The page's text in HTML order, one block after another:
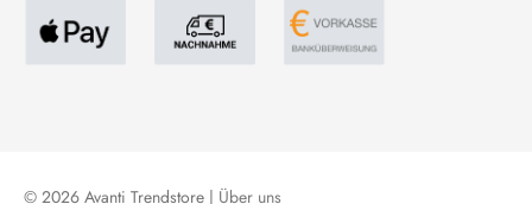
© 2026 Avanti Trendstore | Über uns